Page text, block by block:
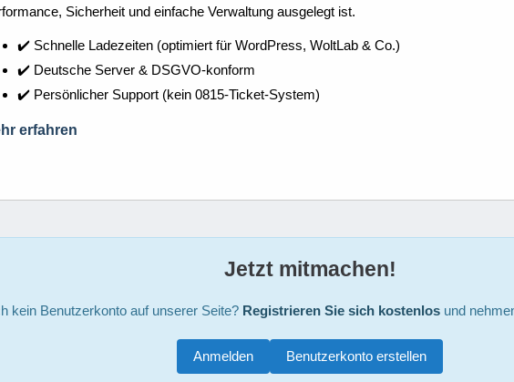
Sicherheit und einfache Verwaltung ausgelegt ist.
✔️ Schnelle Ladezeiten (optimiert für WordPress, WoltLab & Co.)
✔️ Deutsche Server & DSGVO-konform
✔️ Persönlicher Support (kein 0815-Ticket-System)
erfahren
Jetzt mitmachen!
kein Benutzerkonto auf unserer Seite? Registrieren Sie sich kostenlosund
Benutzerkonto erstellen
Anmelden